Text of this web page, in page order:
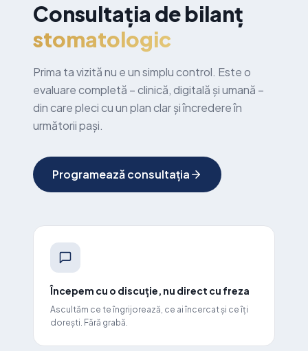
Consultația de bilanț
stomatologic
Prima ta vizită nu e un simplu control. Este o
evaluare completă – clinică, digitală și umană –
din care pleci cu un plan clar și încredere în
următorii pași.
Programează consultația
Începem cu o discuție, nu direct cu freza
Ascultăm ce te îngrijorează, ce ai încercat și ce îți
dorești. Fără grabă.